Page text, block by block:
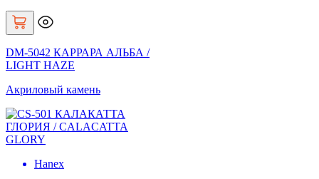
DM-5042 КАРРАРА АЛЬБА /
LIGHT HAZE
Акриловый камень
Hanex